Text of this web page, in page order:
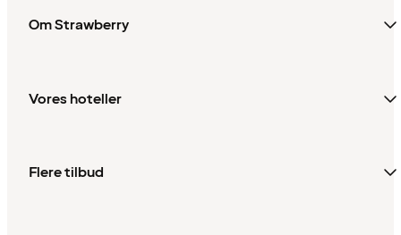
Om Strawberry
Vores hoteller
Flere tilbud